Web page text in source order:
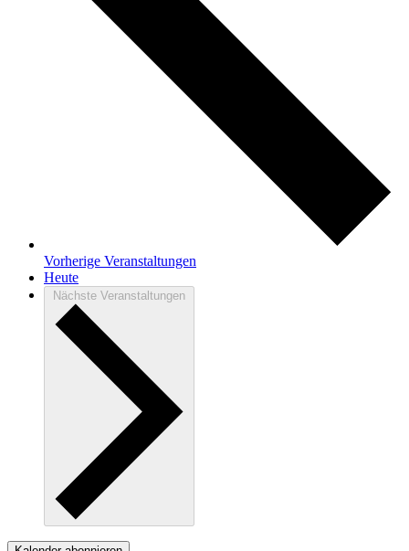
Vorherige Veranstaltungen
Heute
Nächste Veranstaltungen